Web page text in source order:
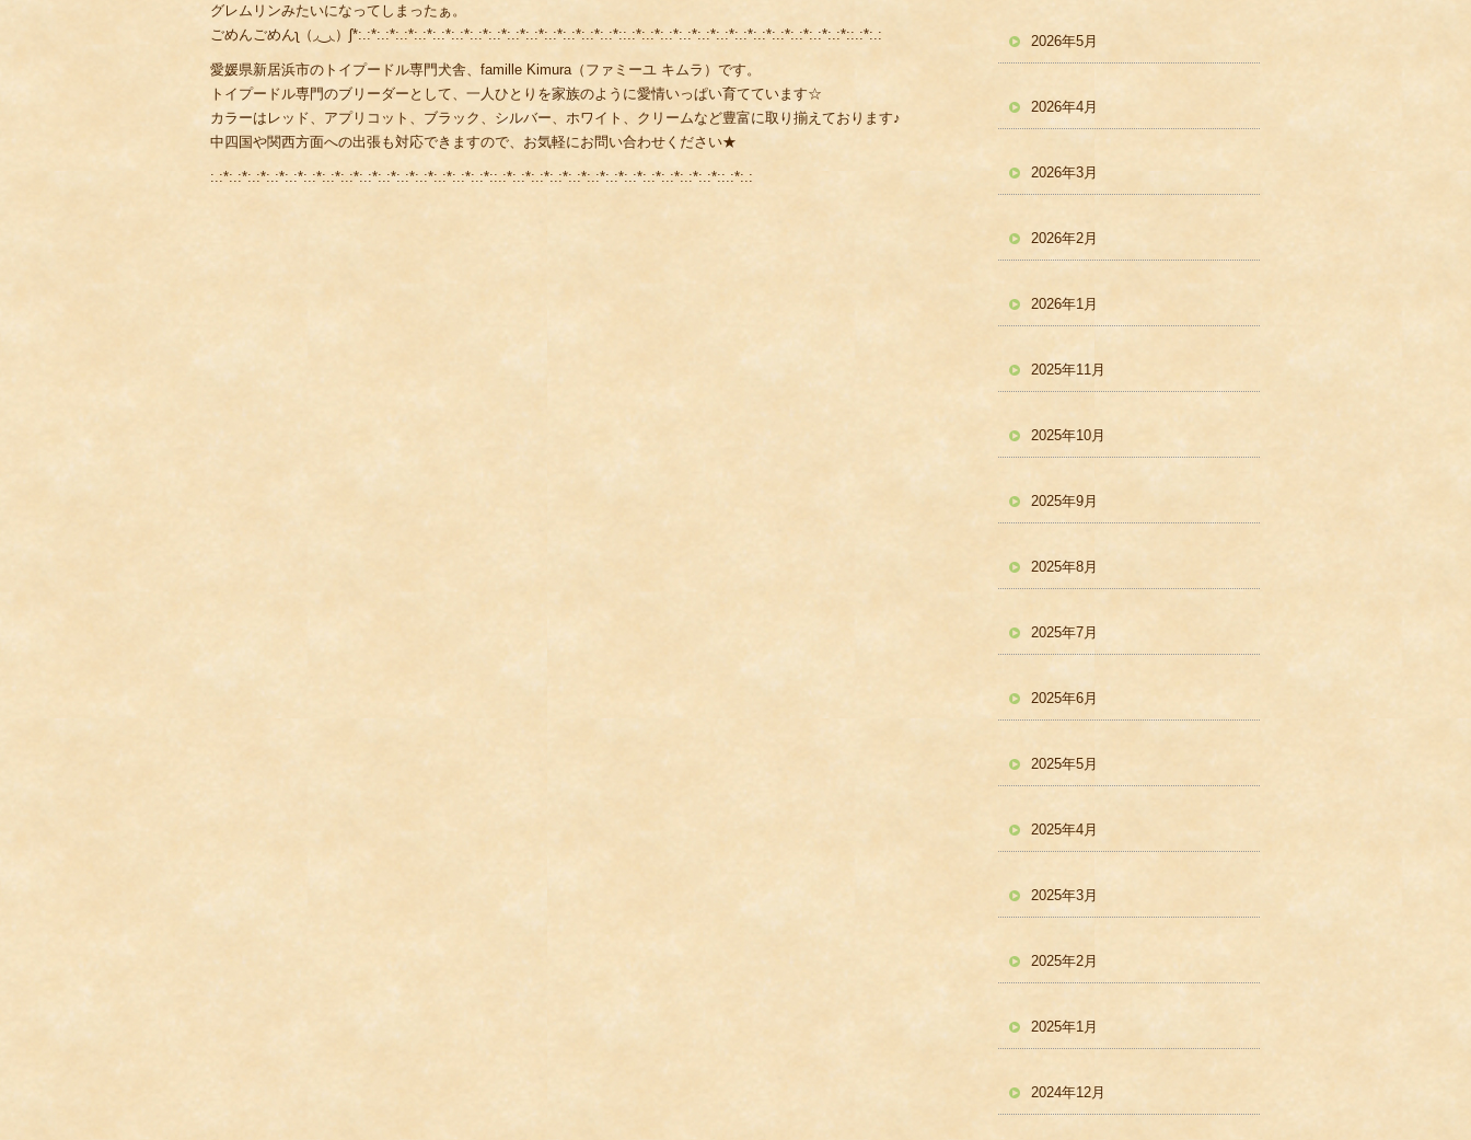
グレムリンみたいになってしまったぁ。
ごめんごめんʅ（◞‿◟）ʃ*:.:*:.:*:.:*:.:*:.:*:.:*:.:*:.:*:.:*:.:*:.:*:.:*:.:*:.:*::.:*:.:*:.:*:.:*:.:*:.:*:.:*:.:*:.:*:.:*:.:*:.:*::.:*:.:
愛媛県新居浜市のトイプードル専門犬舎、famille Kimura（ファミーユ キムラ）です。
トイプードル専門のブリーダーとして、一人ひとりを家族のように愛情いっぱい育てています☆
カラーはレッド、アプリコット、ブラック、シルバー、ホワイト、クリームなど豊富に取り揃えております♪
中四国や関西方面への出張も対応できますので、お気軽にお問い合わせください★
:.:*:.:*:.:*:.:*:.:*:.:*:.:*:.:*:.:*:.:*:.:*:.:*:.:*:.:*:.:*::.:*:.:*:.:*:.:*:.:*:.:*:.:*:.:*:.:*:.:*:.:*:.:*::.:*:.:
2026年5月
2026年4月
2026年3月
2026年2月
2026年1月
2025年11月
2025年10月
2025年9月
2025年8月
2025年7月
2025年6月
2025年5月
2025年4月
2025年3月
2025年2月
2025年1月
2024年12月